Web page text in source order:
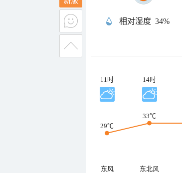
相对湿度 34%
11时 14时
29℃
33℃
东风 东北风